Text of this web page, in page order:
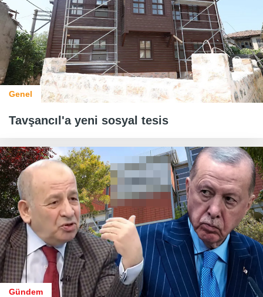
Genel
Tavşancıl'a yeni sosyal tesis
Gündem